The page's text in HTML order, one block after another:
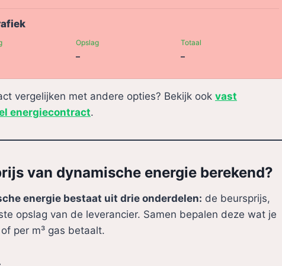
Opslag
–
Totaal
–
vergelijken met andere opties? Bekijk ook vast
energiecontract.
van dynamische energie berekend?
energie bestaat uit drie onderdelen: de beursprijs,
opslag van de leverancier. Samen bepalen deze wat je
per m³ gas betaalt.